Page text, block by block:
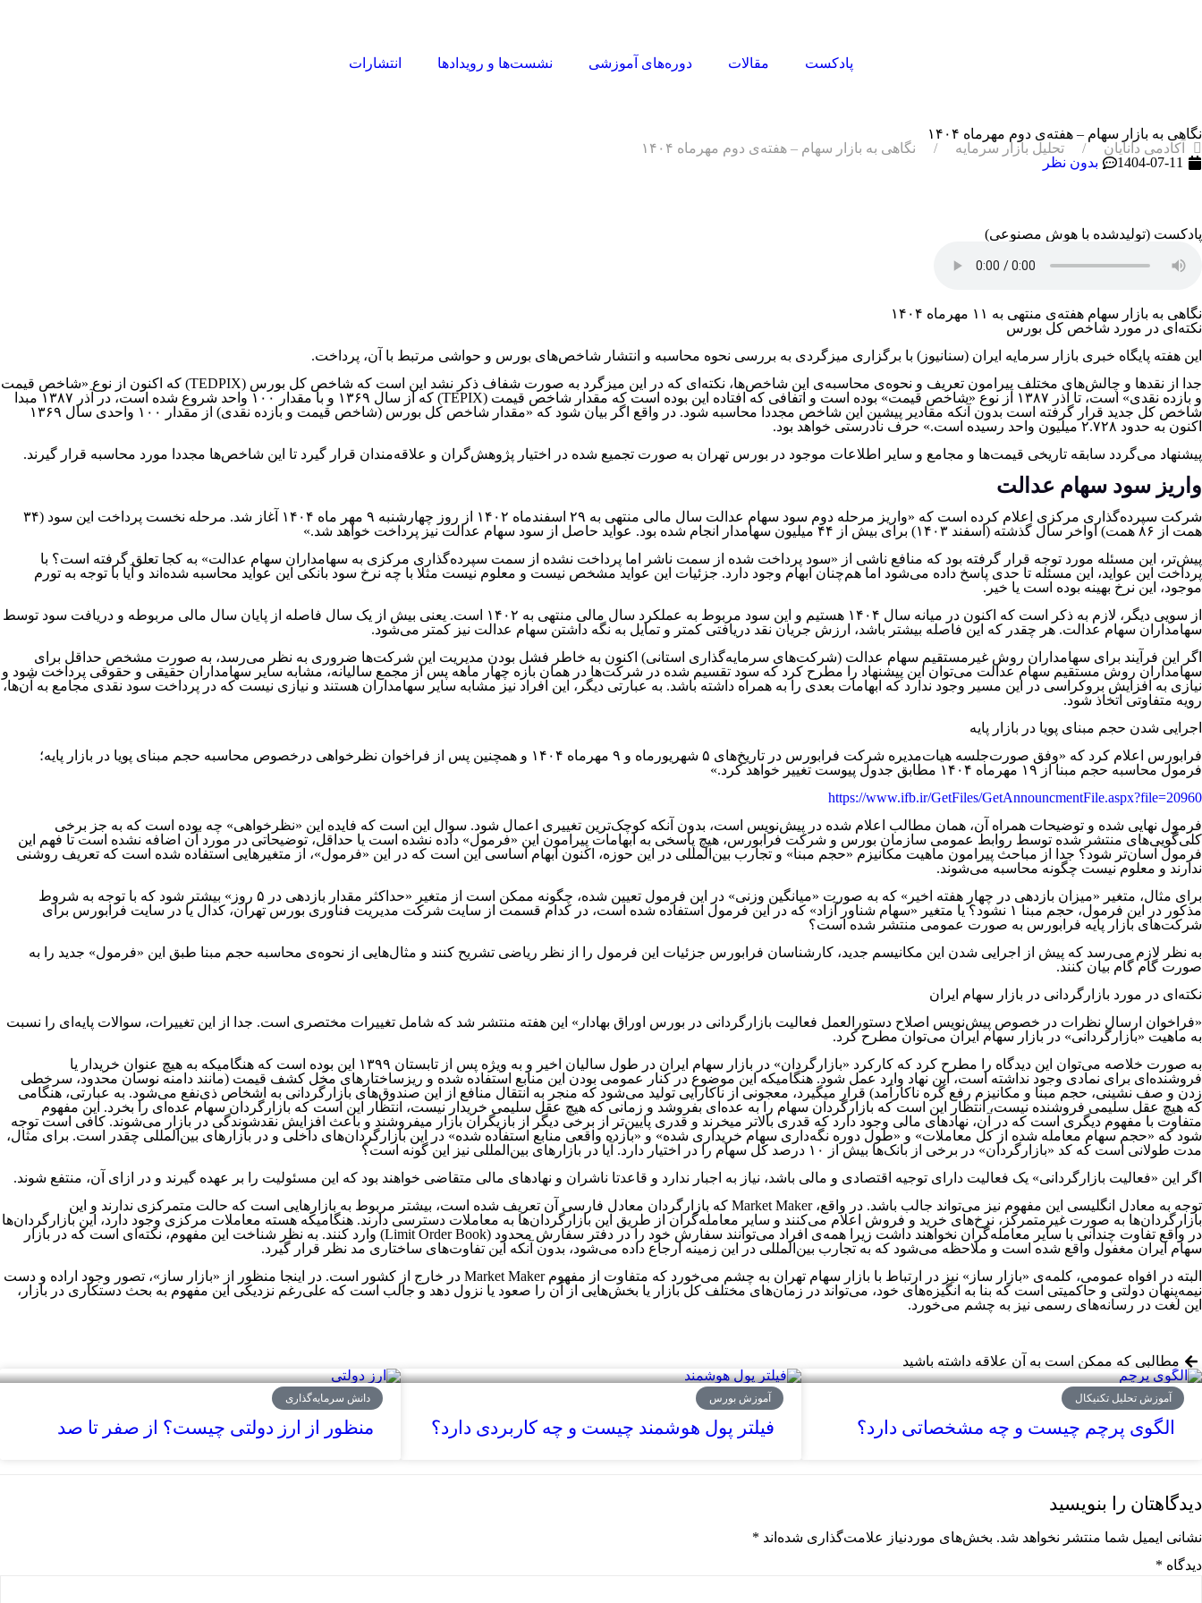
پادکست مقالات دوره‌های آموزشی نشست‌ها و رویدادها انتشارات
نگاهی به بازار سهام – هفته‌ی دوم مهرماه ۱۴۰۴
آکادمی دانایان
تحلیل بازار سرمایه
نگاهی به بازار سهام – هفته‌ی دوم مهرماه ۱۴۰۴
1404-07-11
بدون نظر
پادکست (تولیدشده با هوش مصنوعی)
نگاهی به بازار سهام هفته‌ی منتهی به ۱۱ مهرماه ۱۴۰۴
نکته‌ای در مورد شاخص کل بورس
این هفته پایگاه خبری بازار سرمایه ایران (سنانیوز) با برگزاری میزگردی به بررسی نحوه محاسبه و انتشار شاخص‌های بورس و حواشی مرتبط با آن، پرداخت.
جدا از نقدها و چالش‌های مختلف پیرامون تعریف و نحوه‌ی محاسبه‌ی این شاخص‌‌ها، نکته‌ای که در این میزگرد به صورت شفاف ذکر نشد این است که شاخص کل بورس (TEDPIX) که اکنون از نوع «شاخص قیمت
و بازده نقدی» است، تا آذر ۱۳۸۷ از نوع «شاخص قیمت»‌ بوده است و اتفافی که افتاده این بوده است که مقدار شاخص قیمت (TEPIX) که از سال ۱۳۶۹ و با مقدار ۱۰۰ واحد شروع شده است، در آذر ۱۳۸۷ مبدا
شاخص کل جدید قرار گرفته است بدون آنکه مقادیر پیشین این شاخص مجددا محاسبه شود. در واقع اگر بیان شود که «مقدار شاخص کل بورس (شاخص قیمت و بازده نقدی) از مقدار ۱۰۰ واحدی سال ۱۳۶۹
اکنون به حدود ۲.۷۲۸ میلیون واحد رسیده است.» حرف نادرستی خواهد بود.
پیشنهاد می‌گردد سابقه تاریخی قیمت‌ها و مجامع و سایر اطلاعات موجود در بورس‌ تهران به صورت تجمیع شده در اختیار پژوهش‌گران و علاقه‌مندان قرار گیرد تا این شاخص‌ها مجددا مورد محاسبه قرار گیرند.
واریز سود سهام عدالت
شرکت سپرده‌گذاری مرکزی اعلام کرده است که «واریز مرحله دوم سود سهام عدالت سال مالی منتهی به ۲۹ اسفندماه ۱۴۰۲ از روز چهارشنبه ۹ مهر ماه ۱۴۰۴ آغاز شد. مرحله نخست پرداخت این سود (۳۴
همت از ۸۶ همت) اواخر سال گذشته (اسفند ۱۴۰۳) برای بیش از ۴۴ میلیون سهامدار انجام شده بود. عواید حاصل از سود سهام عدالت نیز پرداخت خواهد شد.»
پیش‌تر، این مسئله مورد توجه قرار گرفته بود که منافع ناشی از «سود پرداخت شده از سمت ناشر اما پرداخت نشده از سمت سپرده‌گذاری مرکزی به سهامداران سهام عدالت» به کجا تعلق گرفته است؟ با
پرداخت این عواید، این مسئله تا حدی پاسخ داده می‌شود اما هم‌چنان ابهام وجود دارد. جزئیات این عواید مشخص نیست و معلوم نیست مثلا با چه نرخ سود بانکی این عواید محاسبه شده‌اند و آیا با توجه به تورم
موجود، این نرخ بهینه بوده است یا خیر.
از سویی دیگر، لازم به ذکر است که اکنون در میانه سال ۱۴۰۴ هستیم و این سود مربوط به عملکرد سال مالی منتهی به ۱۴۰۲ است. یعنی بیش از یک سال فاصله از پایان سال مالی مربوطه و دریافت سود توسط
سهامداران سهام عدالت. هر چقدر که این فاصله بیشتر باشد، ارزش جریان نقد دریافتی کمتر و تمایل به نگه داشتن سهام عدالت نیز کمتر می‌شود.
اگر این فرآیند برای سهامداران روش غیرمستقیم سهام عدالت (شرکت‌های سرمایه‌گذاری استانی) اکنون به خاطر فشل بودن مدیریت این شرکت‌ها ضروری به نظر می‌رسد، به صورت مشخص حداقل برای
سهامداران روش مستقیم سهام عدالت می‌توان این پیشنهاد را مطرح کرد که سود تقسیم شده در شرکت‌ها در همان بازه چهار ماهه پس از مجمع سالیانه، مشابه سایر سهامداران حقیقی و حقوقی پرداخت شود و
نیازی به افزایش بروکراسی در این مسیر وجود ندارد که ابهامات بعدی را به همراه داشته باشد. به عبارتی دیگر، این افراد نیز مشابه سایر سهامداران هستند و نیازی نیست که در پرداخت سود نقدی مجامع به آن‌ها،
رویه متفاوتی اتخاذ شود.
اجرایی شدن حجم مبنای پویا در بازار پایه
فرابورس اعلام کرد که «وفق صورت‌جلسه هیات‌مدیره شرکت فرابورس در تاریخ‌های ۵ شهریورماه و ۹ مهرماه ۱۴۰۴ و همچنین پس از فراخوان نظرخواهی درخصوص محاسبه حجم مبنای پویا در بازار پایه؛
فرمول محاسبه حجم مبنا از ۱۹ مهرماه ۱۴۰۴ مطابق جدول پیوست تغییر خواهد کرد.»
https://www.ifb.ir/GetFiles/GetAnnouncmentFile.aspx?file=20960
فرمول نهایی شده و توضیحات همراه آن، همان مطالب اعلام شده در پیش‌نویس است، بدون آنکه کوچک‌ترین تغییری اعمال شود. سوال این است که فایده این «نظرخواهی» چه بوده است که به جز برخی
کلی‌گویی‌های منتشر شده توسط روابط عمومی سازمان بورس و شرکت فرابورس، هیچ پاسخی به ابهامات پیرامون این «فرمول» داده نشده است یا حداقل، توضیحاتی در مورد آن اضافه نشده است تا فهم این
فرمول آسان‌تر شود؟ جدا از مباحث پیرامون ماهیت مکانیزم «حجم مبنا» و تجارب بین‌المللی در این حوزه، اکنون ابهام اساسی این است که در این «فرمول»، از متغیرهایی استفاده شده است که تعریف روشنی
ندارند و معلوم نیست چگونه محاسبه می‌شوند.
برای مثال، متغیر «میزان بازدهی در چهار هفته اخیر» که به صورت «میانگین وزنی» در این فرمول تعیین شده، چگونه ممکن است از متغیر «حداکثر مقدار بازدهی در ۵ روز» بیشتر شود که با توجه به شروط
مذکور در این فرمول، حجم مبنا ۱ نشود؟ یا متغیر «سهام شناور آزاد» که در این فرمول استفاده شده است، در کدام قسمت از سایت شرکت مدیریت فناوری بورس تهران، کدال یا در سایت فرابورس برای
شرکت‌های بازار پایه فرابورس به صورت عمومی منتشر شده است؟
به نظر لازم می‌رسد که پیش از اجرایی شدن این مکانیسم جدید، کارشناسان فرابورس جزئیات این فرمول را از نظر ریاضی تشریح کنند و مثال‌هایی از نحوه‌ی محاسبه حجم مبنا طبق این «فرمول» جدید را به
صورت گام گام بیان کنند.
نکته‌ای در مورد بازارگردانی در بازار سهام ایران
«فراخوان ارسال نظرات در خصوص پیش‌نویس اصلاح دستورالعمل فعالیت بازارگردانی در بورس اوراق بهادار» این هفته منتشر شد که شامل تغییرات مختصری است. جدا از این تغییرات، سوالات پایه‌ای را نسبت
به ماهیت «بازارگردانی» در بازار سهام ایران می‌توان مطرح کرد.
به صورت خلاصه می‌توان این دیدگاه را مطرح کرد که کارکرد «بازارگردان» در بازار سهام ایران در طول سالیان اخیر و به ویژه پس از تابستان ۱۳۹۹ این بوده است که هنگامیکه به هیچ عنوان خریدار یا
فروشنده‌ای برای نمادی وجود نداشته است، این نهاد وارد عمل شود. هنگامیکه این موضوع در کنار عمومی بودن این منابع استفاده شده و ریزساختارهای مخل کشف قیمت (مانند دامنه نوسان محدود، سرخطی
زدن و صف نشینی، حجم مبنا و مکانیزم رفع گره ناکارآمد) قرار میگیرد، معجونی از ناکارایی تولید می‌شود که منجر به انتقال منافع از این صندوق‌های بازارگردانی به اشخاص ذی‌نفع می‌شود. به عبارتی، هنگامی
که هیچ عقل سلیمی فروشنده نیست، انتظار این است که بازارگردان سهام را به عده‌ای بفروشد و زمانی که هیچ عقل سلیمی خریدار نیست، انتظار این است که بازارگردان سهام عده‌ای را بخرد. این مفهوم
متفاوت با مفهوم دیگری است که در آن، نهادهای مالی وجود دارد که قدری بالاتر میخرند و قدری پایین‌تر از برخی دیگر از بازیگران بازار میفروشند و باعث افزایش نقدشوندگی در بازار می‌شوند. کافی است توجه
شود که «حجم سهام معامله شده از کل معاملات» و «طول دوره نگه‌داری سهام خریداری شده» و «بازده واقعی منابع استفاده شده» در این بازارگردان‌های داخلی و در بازارهای بین‌المللی چقدر است. برای مثال،
مدت طولانی است که کد «بازارگردان» در برخی از بانک‌ها بیش از ۱۰ درصد کل سهام را در اختیار دارد. آیا در بازارهای بین‌المللی نیز این گونه است؟
اگر این «فعالیت بازارگردانی» یک فعالیت دارای توجیه اقتصادی و مالی باشد، نیاز به اجبار ندارد و قاعدتا ناشران و نهادهای مالی متقاضی خواهند بود که این مسئولیت را بر عهده گیرند و در ازای آن، منتفع شوند.
توجه به معادل انگلیسی این مفهوم نیز می‌تواند جالب باشد. در واقع، Market Maker که بازارگردان معادل فارسی آن تعریف شده است، بیشتر مربوط به بازارهایی است که حالت متمرکزی ندارند و این
بازارگردان‌ها به صورت غیرمتمرکز، نرخ‌های خرید و فروش اعلام می‌کنند و سایر معامله‌گران از طریق این بازارگردان‌ها به معاملات دسترسی دارند. هنگامیکه هسته معاملات مرکزی وجود دارد، این بازارگردان‌ها
در واقع تفاوت چندانی با سایر معامله‌گران نخواهند داشت زیرا همه‌ی افراد می‌توانند سفارش خود را در دفتر سفارش محدود (Limit Order Book) وارد کنند. به نظر شناخت این مفهوم، نکته‌ای است که در بازار
سهام ایران مغفول واقع شده است و ملاحظه می‌شود که به تجارب بین‌المللی در این زمینه ارجاع داده می‌شود، بدون آنکه این تفاوت‌های ساختاری مد نظر قرار گیرد.
البته در افواه عمومی، کلمه‌ی «بازار ساز» نیز در ارتباط با بازار سهام تهران به چشم می‌خورد که متفاوت از مفهوم Market Maker در خارج از کشور است. در اینجا منظور از «بازار ساز»، تصور وجود اراده‌ و دست
نیمه‌پنهان دولتی و حاکمیتی است که بنا به انگیزه‌های خود، می‌تواند در زمان‌های مختلف کل بازار یا بخش‌هایی از آن را صعود یا نزول دهد و جالب است که علی‌رغم نزدیکی این مفهوم به بحث دستکاری در بازار،
این لغت در رسانه‌های رسمی نیز به چشم می‌خورد.
مطالبی که ممکن است به آن علاقه داشته باشید
آموزش تحلیل تکنیکال
الگوی پرچم چیست و چه مشخصاتی دارد؟
آموزش بورس
فیلتر پول هوشمند چیست و چه کاربردی دارد؟
دانش سرمایه‌گذاری
منظور از ارز دولتی چیست؟ از صفر تا صد
دیدگاهتان را بنویسید
نشانی ایمیل شما منتشر نخواهد شد. بخش‌های موردنیاز علامت‌گذاری شده‌اند *
دیدگاه *